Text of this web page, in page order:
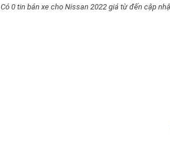
Có 0 tin bán xe cho Nissan 2022 giá từ đến cập